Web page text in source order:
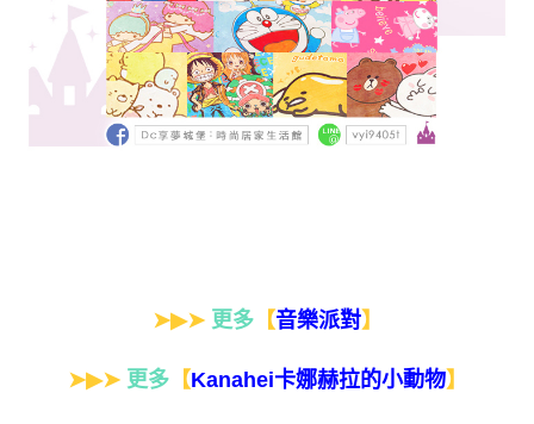
➤▶➤ 更多【音樂派對】
➤▶➤ 更多【Kanahei卡娜赫拉的小動物】